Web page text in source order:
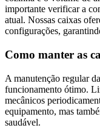
importante verificar a
atual. Nossas caixas
configurações,
Como manter as
A manutenção regular
funcionamento ótimo.
mecânicos
equipamento, mas
saudável.